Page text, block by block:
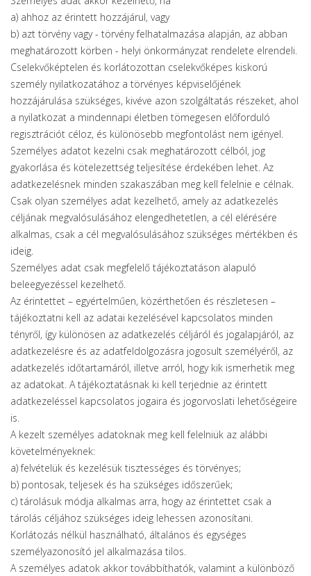
a) ahhoz az érintett hozzájárul, vagy
b) azt törvény vagy - törvény felhatalmazása alapján, az abban
meghatározott körben - helyi önkormányzat rendelete elrendeli.
Cselekvőképtelen és korlátozottan cselekvőképes kiskorú
személy nyilatkozatához a törvényes képviselőjének
hozzájárulása szükséges, kivéve azon szolgáltatás részeket, ahol
a nyilatkozat a mindennapi életben tömegesen előforduló
regisztrációt céloz, és különösebb megfontolást nem igényel.
Személyes adatot kezelni csak meghatározott célból, jog
gyakorlása és kötelezettség teljesítése érdekében lehet. Az
adatkezelésnek minden szakaszában meg kell felelnie e célnak.
Csak olyan személyes adat kezelhető, amely az adatkezelés
céljának megvalósulásához elengedhetetlen, a cél elérésére
alkalmas, csak a cél megvalósulásához szükséges mértékben és
ideig.
Személyes adat csak megfelelő tájékoztatáson alapuló
beleegyezéssel kezelhető.
Az érintettet – egyértelműen, közérthetően és részletesen –
tájékoztatni kell az adatai kezelésével kapcsolatos minden
tényről, így különösen az adatkezelés céljáról és jogalapjáról, az
adatkezelésre és az adatfeldolgozásra jogosult személyéről, az
adatkezelés időtartamáról, illetve arról, hogy kik ismerhetik meg
az adatokat. A tájékoztatásnak ki kell terjednie az érintett
adatkezeléssel kapcsolatos jogaira és jogorvoslati lehetőségeire
is.
A kezelt személyes adatoknak meg kell felelniük az alábbi
követelményeknek:
a) felvételük és kezelésük tisztességes és törvényes;
b) pontosak, teljesek és ha szükséges időszerűek;
c) tárolásuk módja alkalmas arra, hogy az érintettet csak a
tárolás céljához szükséges ideig lehessen azonosítani.
Korlátozás nélkül használható, általános és egységes
személyazonosító jel alkalmazása tilos.
A személyes adatok akkor továbbíthatók, valamint a különböző